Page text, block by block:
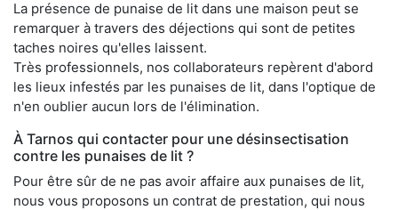
La présence de punaise de lit dans une maison peut se
remarquer à travers des déjections qui sont de petites
taches noires qu'elles laissent.
Très professionnels, nos collaborateurs repèrent d'abord
les lieux infestés par les punaises de lit, dans l'optique de
n'en oublier aucun lors de l'élimination.
À Tarnos qui contacter pour une désinsectisation
contre les punaises de lit ?
Pour être sûr de ne pas avoir affaire aux punaises de lit,
nous vous proposons un contrat de prestation, qui nous